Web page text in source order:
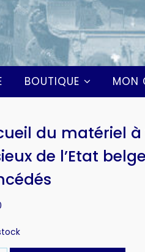
BOUTIQUE MON
du matériel
de l’Etat